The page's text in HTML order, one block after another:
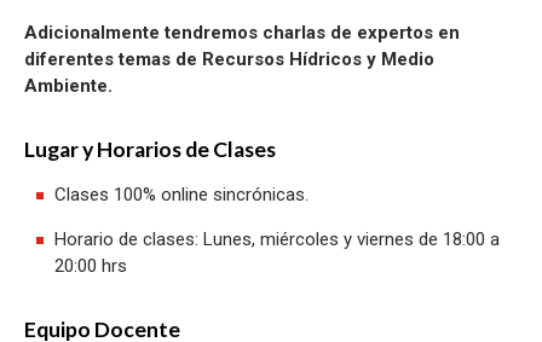
Adicionalmente tendremos charlas de expertos en
diferentes temas de Recursos Hídricos y Medio
Ambiente.
Lugar y Horarios de Clases
Clases 100% online sincrónicas.
Horario de clases: Lunes, miércoles y viernes de 18:00 a
20:00 hrs
Equipo Docente